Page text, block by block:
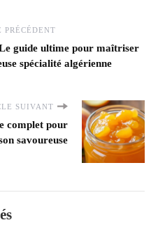
PRÉCÉDENT
guide ultime pour maîtriser
spécialité algérienne
SUIVANT
complet pour
savoureuse